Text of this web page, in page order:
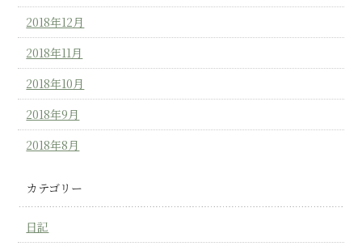
2018年12月
2018年11月
2018年10月
2018年9月
2018年8月
カテゴリー
日記